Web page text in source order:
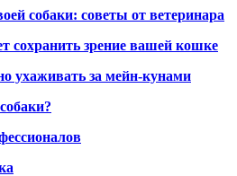
собаки: советы от ветеринара
сохранить зрение вашей кошке
ухаживать за мейн-кунами